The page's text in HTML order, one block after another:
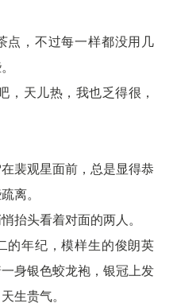
点，不过每一样都没用几
，天儿热，我也乏得很，
裴观星面前，总是显得恭
离。
抬头看着对面的两人。
的年纪，模样生的俊朗英
身银色蛟龙袍，银冠上发
生贵气。